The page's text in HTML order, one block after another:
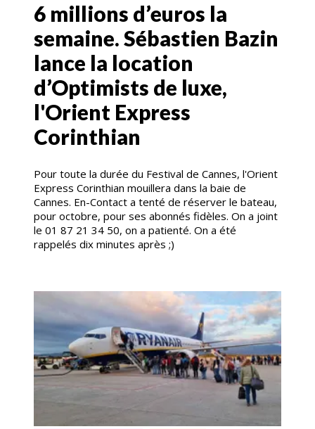
6 millions d’euros la
semaine. Sébastien Bazin
lance la location
d’Optimists de luxe,
l'Orient Express
Corinthian
Pour toute la durée du Festival de Cannes, l'Orient
Express Corinthian mouillera dans la baie de
Cannes. En-Contact a tenté de réserver le bateau,
pour octobre, pour ses abonnés fidèles. On a joint
le 01 87 21 34 50, on a patienté. On a été
rappelés dix minutes après ;)